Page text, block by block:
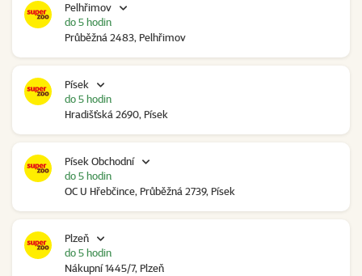
Pelhřimov
Průběžná 2483, Pelhřimov
do 5 hodin
Písek
Hradišťská 2690, Písek
do 5 hodin
Písek Obchodní
OC U Hřebčince, Průběžná 2739, Písek
do 5 hodin
Plzeň
Nákupní 1445/7, Plzeň
do 5 hodin